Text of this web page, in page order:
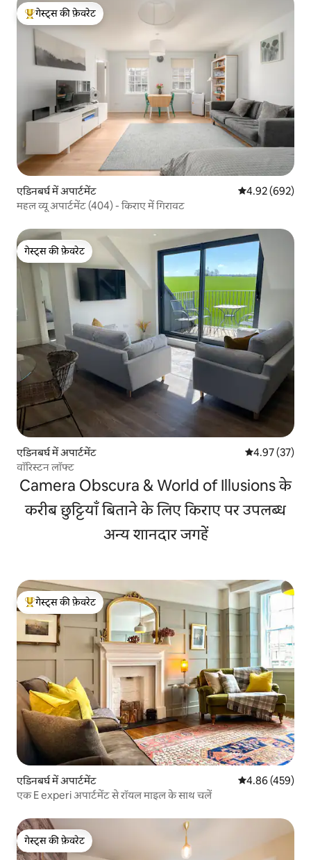
गेस्ट्स का टॉप फ़ेवरेट
गेस्ट्स की फ़ेवरेट
एडिनबर्घ में अपार्टमेंट औसत रेटिंग 5 में से
4.92 (692)
महल व्यू अपार्टमेंट (404) - किराए में गिरावट
गेस्ट्स की फ़ेवरेट
गेस्ट्स की फ़ेवरेट
एडिनबर्घ में अपार्टमेंट औसत रेटिंग 5 में
4.97 (37)
वॉरिस्टन लॉफ्ट
Camera Obscura & World of Illusions के
करीब छुट्टियाँ बिताने के लिए किराए पर उपलब्ध
अन्य शानदार जगहें
गेस्ट्स का टॉप फ़ेवरेट
गेस्ट्स की फ़ेवरेट
एडिनबर्घ में अपार्टमेंट औसत रेटिंग 5 में से
4.86 (459)
एक E experi अपार्टमेंट से रॉयल माइल के साथ चलें
गेस्ट्स की फ़ेवरेट
गेस्ट्स की फ़ेवरेट